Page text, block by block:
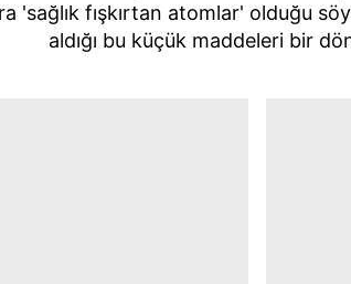
'sağlık fışkırtan atomlar' olduğu
aldığı bu küçük maddeleri bir